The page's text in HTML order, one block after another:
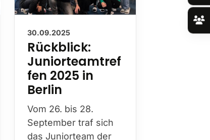
30.09.2025
Rückblick:
Juniorteamtref
fen 2025 in
Berlin
Vom 26. bis 28.
September traf sich
das Juniorteam der